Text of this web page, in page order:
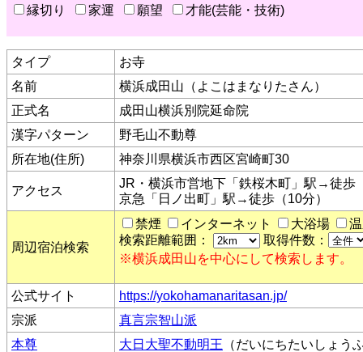
縁切り
家運 願望 才能(芸能・技術)
タイプ
お寺
名前
横浜成田山（よこはまなりたさん）
正式名
成田山横浜別院延命院
漢字パターン
野毛山不動尊
所在地(住所)
神奈川県横浜市西区宮崎町30
アクセス
JR・横浜市営地下「鉄桜木町」駅→徒歩
京急「日ノ出町」駅→徒歩（10分）
周辺宿泊検索
禁煙 インターネット 大浴場
検索距離範囲：
取得件数：
※横浜成田山を中心にして検索します。
公式サイト
https://yokohamanaritasan.jp/
宗派
真言宗智山派
本尊
大日大聖不動明王 （だいにちたいしょう